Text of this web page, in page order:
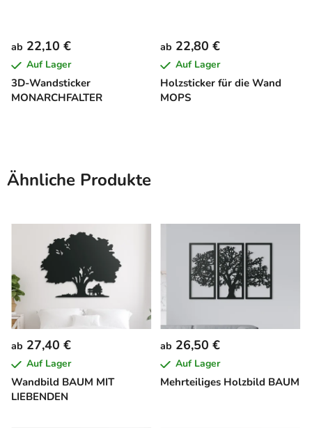
3D-Wandsticker
MONARCHFALTER
ab 22,10 €
Auf Lager
Holzsticker für die Wand
MOPS
ab 22,80 €
Auf Lager
Ähnliche Produkte
Wandbild BAUM MIT
LIEBENDEN
ab 27,40 €
Auf Lager
Mehrteiliges Holzbild BAUM
ab 26,50 €
Auf Lager